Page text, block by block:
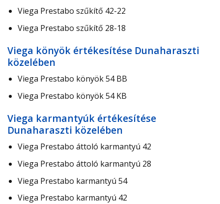
Viega Prestabo szűkítő 42-22
Viega Prestabo szűkítő 28-18
Viega könyök értékesítése Dunaharaszti
közelében
Viega Prestabo könyök 54 BB
Viega Prestabo könyök 54 KB
Viega karmantyúk értékesítése
Dunaharaszti közelében
Viega Prestabo áttoló karmantyú 42
Viega Prestabo áttoló karmantyú 28
Viega Prestabo karmantyú 54
Viega Prestabo karmantyú 42